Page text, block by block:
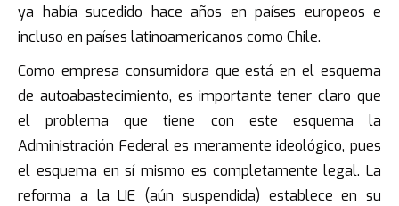
ya había sucedido hace años en países europeos e
incluso en países latinoamericanos como Chile.
Como empresa consumidora que está en el esquema
de autoabastecimiento, es importante tener claro que
el problema que tiene con este esquema la
Administración Federal es meramente ideológico, pues
el esquema en sí mismo es completamente legal. La
reforma a la LIE (aún suspendida) establece en su